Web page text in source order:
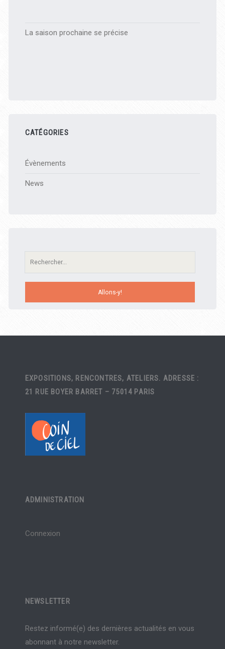
La saison prochaine se précise
CATÉGORIES
Évènements
News
Recherche:
EXPOSITIONS, RENCONTRES, ATELIERS. ADRESSE :
21 RUE BOYER BARRET – 75014 PARIS
ADMINISTRATION
Connexion
NEWSLETTER
Restez informé(e) des dernières actualités en vous
abonnant à notre newsletter.